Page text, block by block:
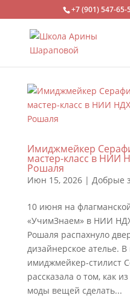
+7 (901) 547-65-
Имиджмейкер
мастер-класс в НИИ
Рошаля
Июн 15, 2026| Добрые
10 июня на
«УчимЗнаем» в НИИ
Рошаля распахнуло
дизайнерское ателье.
имиджмейкер-стилист
рассказала о том, как
моды вещей сделать...